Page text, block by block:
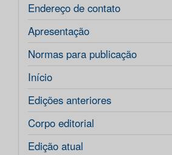
Endereço de contato
Apresentação
Normas para publicação
Início
Edições anteriores
Corpo editorial
Edição atual